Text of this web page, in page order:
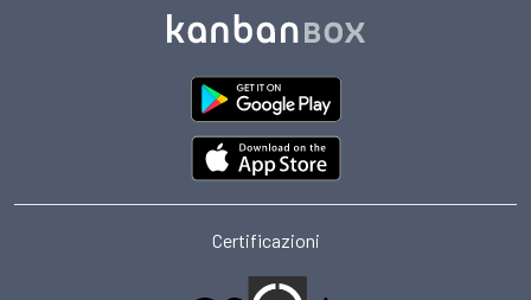
Certificazioni